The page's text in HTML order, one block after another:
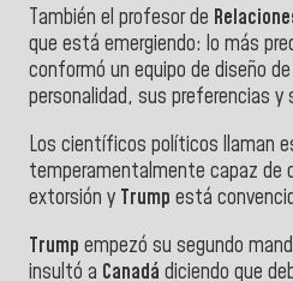
También el profesor de
que está emergiendo: lo más
conformó un equipo de diseño
personalidad, sus preferencias
Los científicos políticos llaman
temperamentalmente capaz de
extorsión y Trump está
Trump empezó su segundo
insultó a Canadá diciendo que